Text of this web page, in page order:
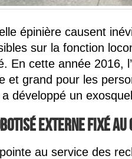
épinière causent
sur la fonction
En cette année 2016,
et grand pour les
développé un
externe fixé au
au service des